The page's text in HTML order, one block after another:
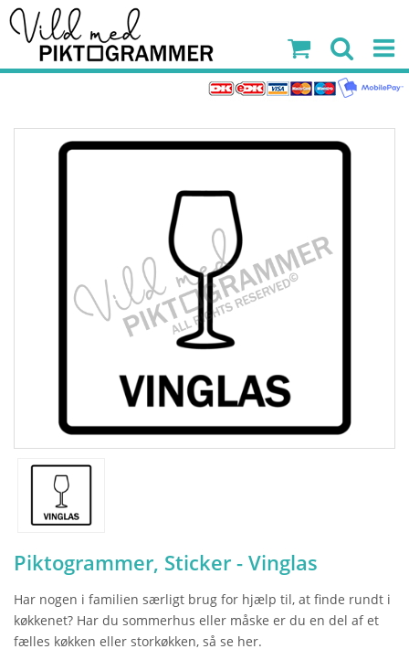
Piktogrammer, Sticker - Vinglas
Har nogen i familien særligt brug for hjælp til, at finde rundt i
køkkenet? Har du sommerhus eller måske er du en del af et
fælles køkken eller storkøkken, så se her.